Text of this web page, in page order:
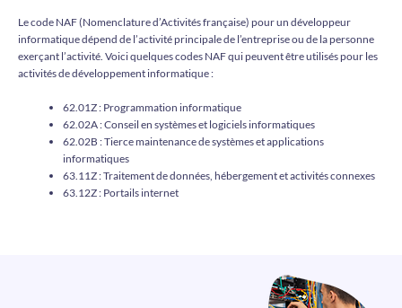
Le code NAF (Nomenclature d’Activités française) pour un développeur
informatique dépend de l’activité principale de l’entreprise ou de la personne
exerçant l’activité. Voici quelques codes NAF qui peuvent être utilisés pour les
activités de développement informatique :
62.01Z : Programmation informatique
62.02A : Conseil en systèmes et logiciels informatiques
62.02B : Tierce maintenance de systèmes et applications
informatiques
63.11Z : Traitement de données, hébergement et activités connexes
63.12Z : Portails internet